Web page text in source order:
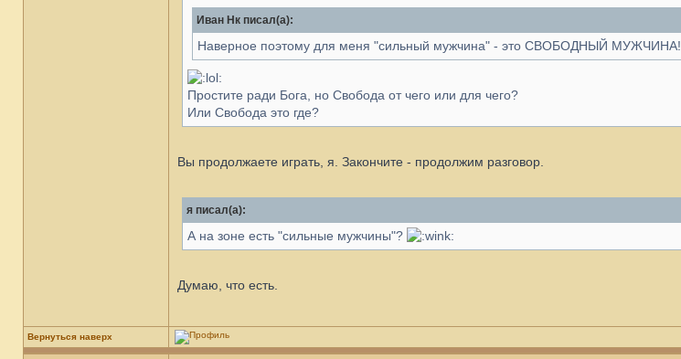
Иван Нк писал(а):
Наверное поэтому для меня "сильный мужчина" - это СВОБОДНЫЙ МУЖЧИНА!
Простите ради Бога, но Свобода от чего или для чего?
Или Свобода это где?
Вы продолжаете играть, я. Закончите - продолжим разговор.
я писал(а):
А на зоне есть "сильные мужчины"?
Думаю, что есть.
Вернуться наверх